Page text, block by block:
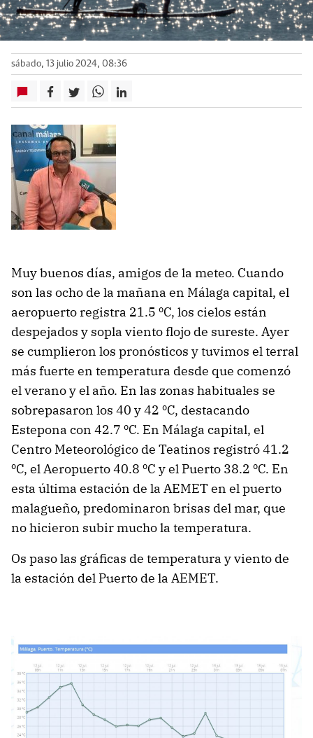
sábado, 13 julio 2024, 08:36
Muy buenos días, amigos de la meteo. Cuando
son las ocho de la mañana en Málaga capital, el
aeropuerto registra 21.5 ºC, los cielos están
despejados y sopla viento flojo de sureste. Ayer
se cumplieron los pronósticos y tuvimos el terral
más fuerte en temperatura desde que comenzó
el verano y el año. En las zonas habituales se
sobrepasaron los 40 y 42 ºC, destacando
Estepona con 42.7 ºC. En Málaga capital, el
Centro Meteorológico de Teatinos registró 41.2
ºC, el Aeropuerto 40.8 ºC y el Puerto 38.2 ºC. En
esta última estación de la AEMET en el puerto
malagueño, predominaron brisas del mar, que
no hicieron subir mucho la temperatura.
Os paso las gráficas de temperatura y viento de
la estación del Puerto de la AEMET.